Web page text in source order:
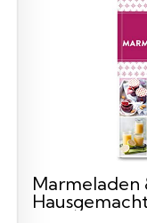
Marmeladen